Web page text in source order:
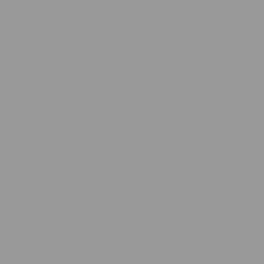
eines Umzugsunternehmens
von Sirelo unterliegen